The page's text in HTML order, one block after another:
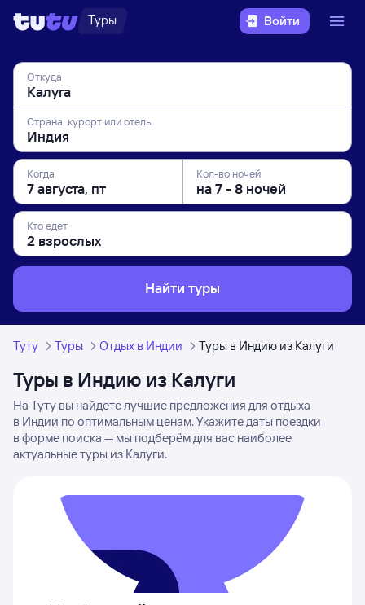
Туры Войти
Откуда
Страна, курорт или отель
Когда Кол-во ночей
Кто едет
Найти туры
Туту Туры Отдых в Индии Туры в Индию из Калуги
Туры в Индию из Калуги
На Туту вы найдете лучшие предложения для отдыха
в Индии по оптимальным ценам. Укажите даты поездки
в форме поиска — мы подберём для вас наиболее
актуальные туры из Калуги.